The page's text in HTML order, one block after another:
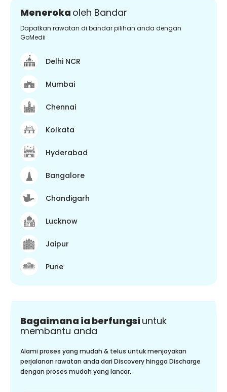
Meneroka oleh Bandar
Dapatkan rawatan di bandar pilihan anda dengan
GoMedii
Delhi NCR
Mumbai
Chennai
Kolkata
Hyderabad
Bangalore
Chandigarh
Lucknow
Jaipur
Pune
Bagaimana ia berfungsi untuk
membantu anda
Alami proses yang mudah & telus untuk menjayakan
perjalanan rawatan anda dari Discovery hingga Discharge
dengan proses mudah yang lancar.